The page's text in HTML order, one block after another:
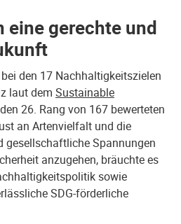
eine gerechte und
den 17 Nachhaltigkeitszielen
laut dem Sustainable
26. Rang von 167 bewerteten
an Artenvielfalt und die
gesellschaftliche Spannungen
anzugehen, bräuchte es
sowie
SDG-förderliche